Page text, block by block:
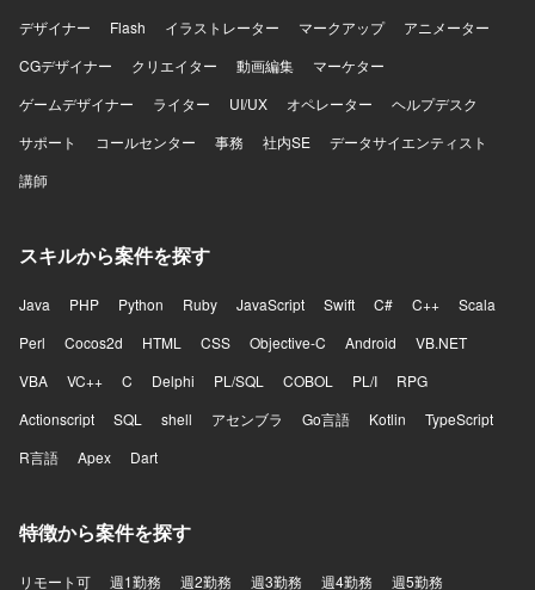
デザイナー
Flash イラストレーター マークアップ
アニメーター
CGデザイナー
クリエイター 動画編集
マーケター
ゲームデザイナー
ライター UI/UX オペレーター
ヘルプデスク
サポート
コールセンター 事務 社内SE
データサイエンティスト
講師
スキルから案件を探す
Java PHP Python Ruby JavaScript Swift C# C++
Scala
Perl
Cocos2d HTML CSS Objective-C Android
VB.NET
VBA
VC++ C Delphi PL/SQL COBOL PL/I
RPG
Actionscript
SQL shell アセンブラ Go言語 Kotlin
TypeScript
R言語
Apex Dart
特徴から案件を探す
リモート可 週1勤務 週2勤務 週3勤務 週4勤務 週5勤務